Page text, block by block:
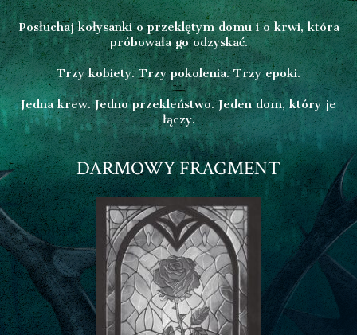
Posłuchaj kołysanki o przeklętym domu i o krwi, która
próbowała go odzyskać.
Trzy kobiety. Trzy pokolenia. Trzy epoki.
Jedna krew. Jedno przekleństwo. Jeden dom, który je
łączy.
DARMOWY FRAGMENT